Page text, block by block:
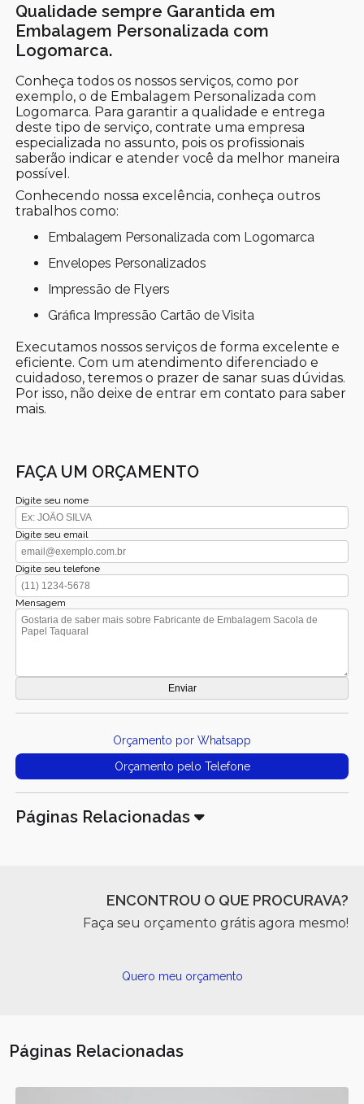
Qualidade sempre Garantida em
Embalagem Personalizada com
Logomarca.
Conheça todos os nossos serviços, como por
exemplo, o de Embalagem Personalizada com
Logomarca. Para garantir a qualidade e entrega
deste tipo de serviço, contrate uma empresa
especializada no assunto, pois os profissionais
saberão indicar e atender você da melhor maneira
possível.
Conhecendo nossa excelência, conheça outros
trabalhos como:
Embalagem Personalizada com Logomarca
Envelopes Personalizados
Impressão de Flyers
Gráfica Impressão Cartão de Visita
Executamos nossos serviços de forma excelente e
eficiente. Com um atendimento diferenciado e
cuidadoso, teremos o prazer de sanar suas dúvidas.
Por isso, não deixe de entrar em contato para saber
mais.
FAÇA UM ORÇAMENTO
Digite seu nome
Digite seu email
Digite seu telefone
Mensagem
Orçamento por Whatsapp
Orçamento pelo Telefone
Páginas Relacionadas
ENCONTROU O QUE PROCURAVA?
Faça seu orçamento grátis agora mesmo!
Quero meu orçamento
Páginas Relacionadas